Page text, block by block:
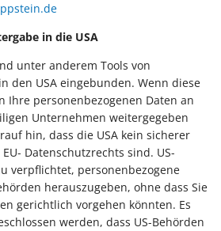
in die USA
unter anderem Tools von
den USA eingebunden. Wenn diese
Ihre personenbezogenen Daten an
Unternehmen weitergegeben
hin, dass die USA kein sicherer
Datenschutzrechts sind. US-
verpflichtet, personenbezogene
herauszugeben, ohne dass Sie
gerichtlich vorgehen könnten. Es
werden, dass US-Behörden